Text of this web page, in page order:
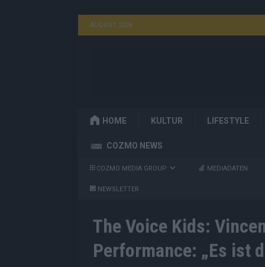
AUGUST 2026
HOME KULTUR LIFESTYLE
COZMO NEWS
COZMO MEDIA GROUP MEDIADATEN
NEWSLETTER
The Voice Kids:
Performance: „Es ist